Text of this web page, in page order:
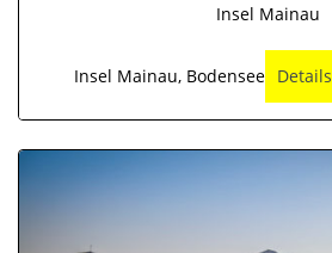
Insel Mainau
Insel Mainau, Bodensee Details